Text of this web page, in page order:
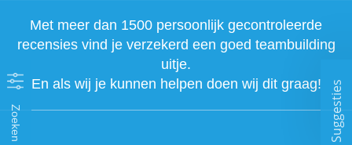
Zoeken
Met meer dan 1500 persoonlijk gecontroleerde
recensies vind je verzekerd een goed teambuilding
uitje.
En als wij je kunnen helpen doen wij dit graag!
Suggesties